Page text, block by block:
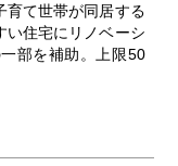
育て世帯が同居する
い住宅にリノベーシ
部を補助。上限50